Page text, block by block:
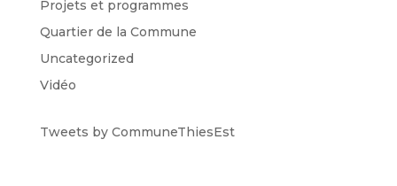
Projets et programmes
Quartier de la Commune
Uncategorized
Vidéo
Tweets by CommuneThiesEst